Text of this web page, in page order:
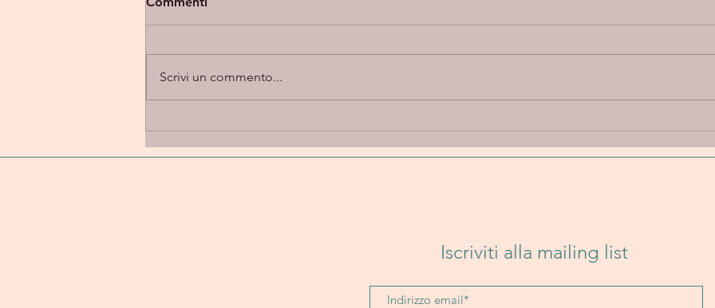
introspezione e alternative
rock in una dimensione
viaggio emotivo tra
delicatezza, introspezione e
Un
Scrivi un commento...
Iscriviti alla mailing list